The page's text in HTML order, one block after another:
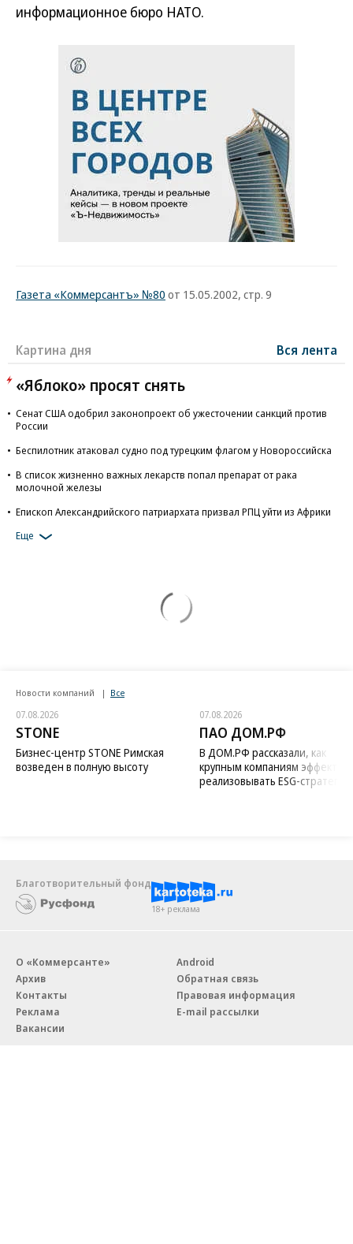
информационное бюро НАТО.
Газета «Коммерсантъ» №80 от 15.05.2002, стр. 9
Картина дня Вся лента
«Яблоко» просят снять
Сенат США одобрил законопроект об ужесточении санкций против
России
Беспилотник атаковал судно под турецким флагом у Новороссийска
В список жизненно важных лекарств попал препарат от рака
молочной железы
Епископ Александрийского патриархата призвал РПЦ уйти из Африки
Еще
Новости компаний Все
07.08.2026
STONE
Бизнес-центр STONE Римская
возведен в полную высоту
07.08.2026
ПАО ДОМ.РФ
В ДОМ.РФ рассказали, как
крупным компаниям
реализовывать ESG-стратегию
Благотворительный фонд
18+ реклама
О «Коммерсанте»
Архив
Контакты
Реклама
Вакансии
Android
Обратная связь
Правовая информация
E-mail рассылки